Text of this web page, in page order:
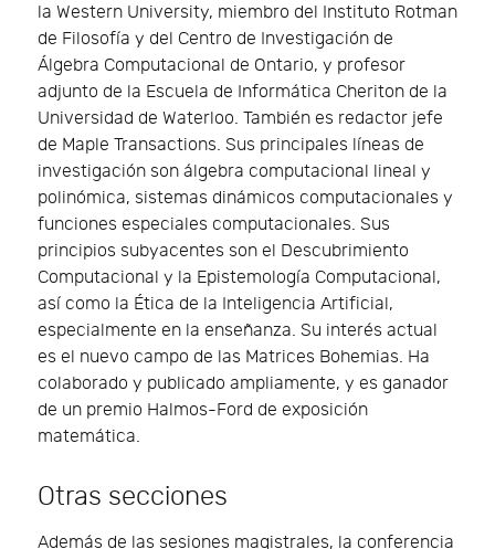
la Western University, miembro del Instituto Rotman
de Filosofía y del Centro de Investigación de
Álgebra Computacional de Ontario, y profesor
adjunto de la Escuela de Informática Cheriton de la
Universidad de Waterloo. También es redactor jefe
de Maple Transactions. Sus principales líneas de
investigación son álgebra computacional lineal y
polinómica, sistemas dinámicos computacionales y
funciones especiales computacionales. Sus
principios subyacentes son el Descubrimiento
Computacional y la Epistemología Computacional,
así como la Ética de la Inteligencia Artificial,
especialmente en la enseñanza. Su interés actual
es el nuevo campo de las Matrices Bohemias. Ha
colaborado y publicado ampliamente, y es ganador
de un premio Halmos-Ford de exposición
matemática.
Otras secciones
Además de las sesiones magistrales, la conferencia